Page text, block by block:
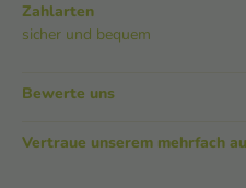
Zahlarten
sicher und bequem
Bewerte uns
Vertraue unserem mehrfach